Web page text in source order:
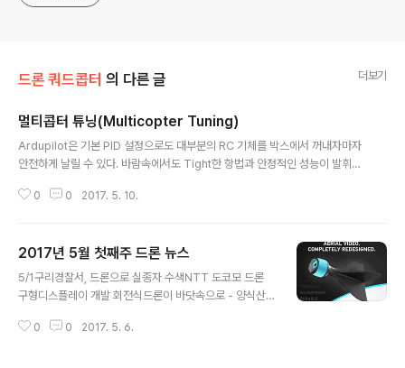
드론 쿼드콥터 의 다른 글 더보기
멀티콥터 튜닝(Multicopter Tuning)
Ardupilot은 기본 PID 설정으로도 대부분의 RC 기체를 박스에서 꺼내자마자
안전하게 날릴 수 있다. 바람속에서도 Tight한 항법과 안정적인 성능이 발휘되
아래의 항목을 참고하라. 자동튜닝(AutoTune) 비행중 롤 핏치 튜닝(Roll and
ocs/common-tuning.html다음글 : 자동튜닝(AutoTune)
0 0 2017. 5. 10.
2017년 5월 첫째주 드론 뉴스
5/1구리경찰서, 드론으로 실종자 수색NTT 도코모 드론
구형디스플레이 개발 회전식드론이 바닷속으로 - 양식산
서 시연DJI 핫셀블라드기술 1억화소 카메라 드론 3만달러
0 0 2017. 5. 6.